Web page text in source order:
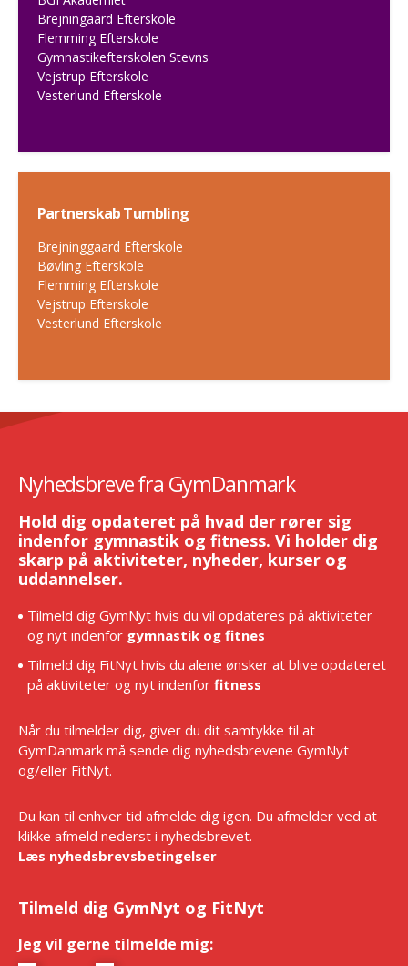
Brejningaard Efterskole
Flemming Efterskole
Gymnastikefterskolen Stevns
Vejstrup Efterskole
Vesterlund Efterskole
Partnerskab Tumbling
Brejninggaard Efterskole
Bøvling Efterskole
Flemming Efterskole
Vejstrup Efterskole
Vesterlund Efterskole
Nyhedsbreve fra GymDanmark
Hold dig opdateret på hvad der rører sig
indenfor gymnastik og fitness. Vi holder dig
skarp på aktiviteter, nyheder, kurser og
uddannelser.
Tilmeld dig GymNyt hvis du vil opdateres på aktiviteter
og nyt indenfor gymnastik og fitnes
Tilmeld dig FitNyt hvis du alene ønsker at blive opdateret
på aktiviteter og nyt indenfor fitness
Når du tilmelder dig, giver du dit samtykke til at
GymDanmark må sende dig nyhedsbrevene GymNyt
og/eller FitNyt.
Du kan til enhver tid afmelde dig igen. Du afmelder ved at
klikke afmeld nederst i nyhedsbrevet.
Læs nyhedsbrevsbetingelser
Tilmeld dig GymNyt og FitNyt
Jeg vil gerne tilmelde mig: